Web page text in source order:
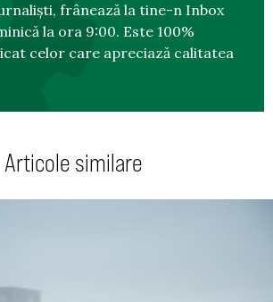
frânează la tine-n Inbox
la ora 9:00. Este 100%
celor care apreciază calitatea
Articole similare